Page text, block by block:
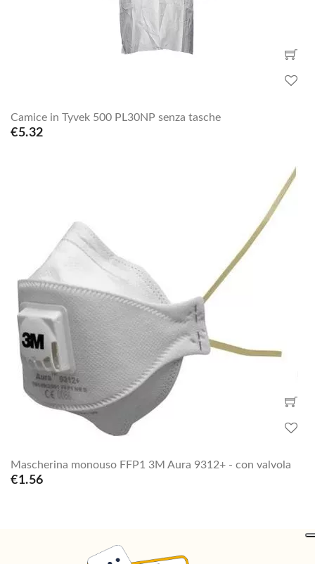
Camice in Tyvek 500 PL30NP senza tasche
€5.32
Mascherina monouso FFP1 3M Aura 9312+ - con valvola
€1.56